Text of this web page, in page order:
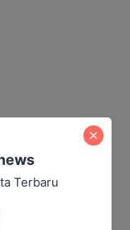
Terbaru